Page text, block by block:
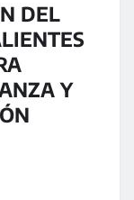
DEL
Y